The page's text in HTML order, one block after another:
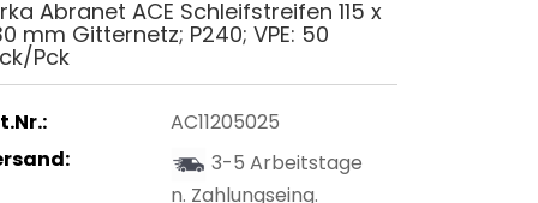
Abranet ACE Schleifstreifen 115 x
mm Gitternetz; P240; VPE: 50
Pck
AC11205025
3-5 Arbeitstage
n. Zahlungseing.